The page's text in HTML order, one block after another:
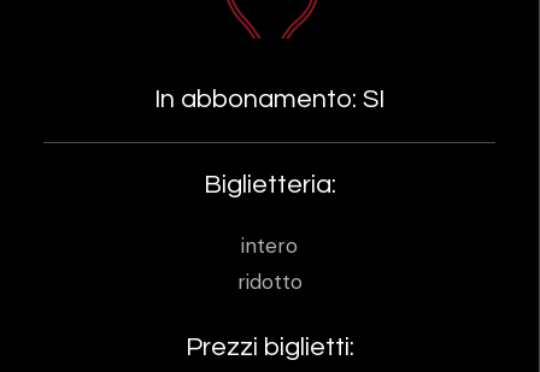
In abbonamento: SI
Biglietteria:
intero
ridotto
Prezzi biglietti: